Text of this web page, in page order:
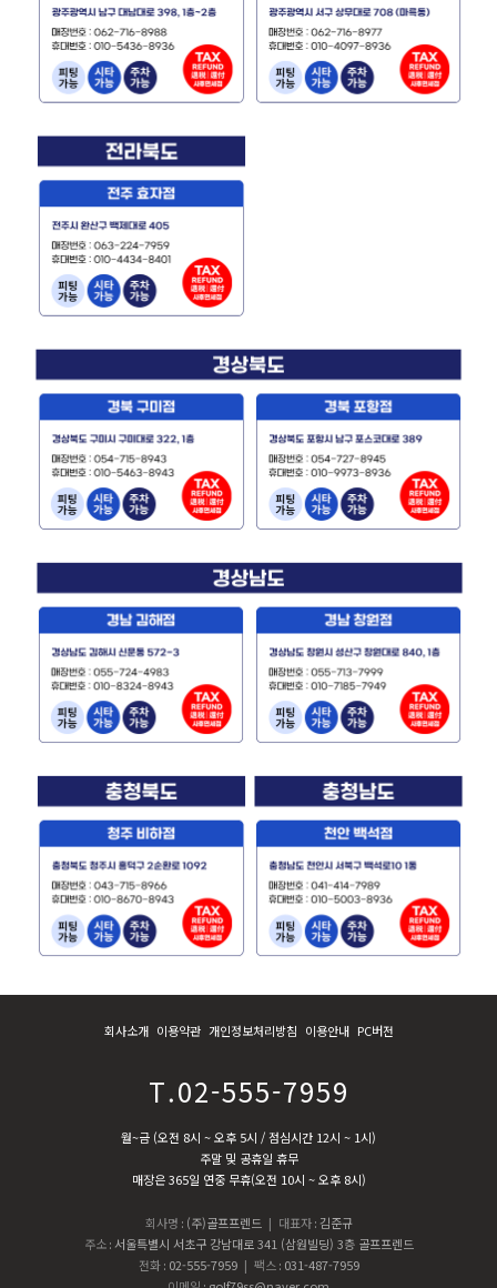
회사소개 이용약관 개인정보처리방침 이용안내 PC버전
T.02-555-7959
월~금 (오전 8시 ~ 오후 5시 / 점심시간 12시 ~ 1시)
주말 및 공휴일 휴무
매장은 365일 연중 무휴(오전 10시 ~ 오후 8시)
회사명 : (주)골프프렌드 | 대표자 : 김준규
주소 : 서울특별시 서초구 강남대로 341 (삼원빌딩) 3층 골프프렌드
전화 : 02-555-7959 | 팩스 : 031-487-7959